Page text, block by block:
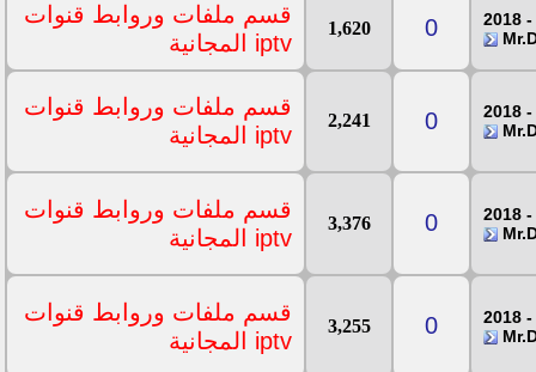
0
1,620
قسم ملفات وروابط قنوات
iptv المجانية
0
2,241
قسم ملفات وروابط قنوات
iptv المجانية
0
3,376
قسم ملفات وروابط قنوات
iptv المجانية
0
3,255
قسم ملفات وروابط قنوات
iptv المجانية